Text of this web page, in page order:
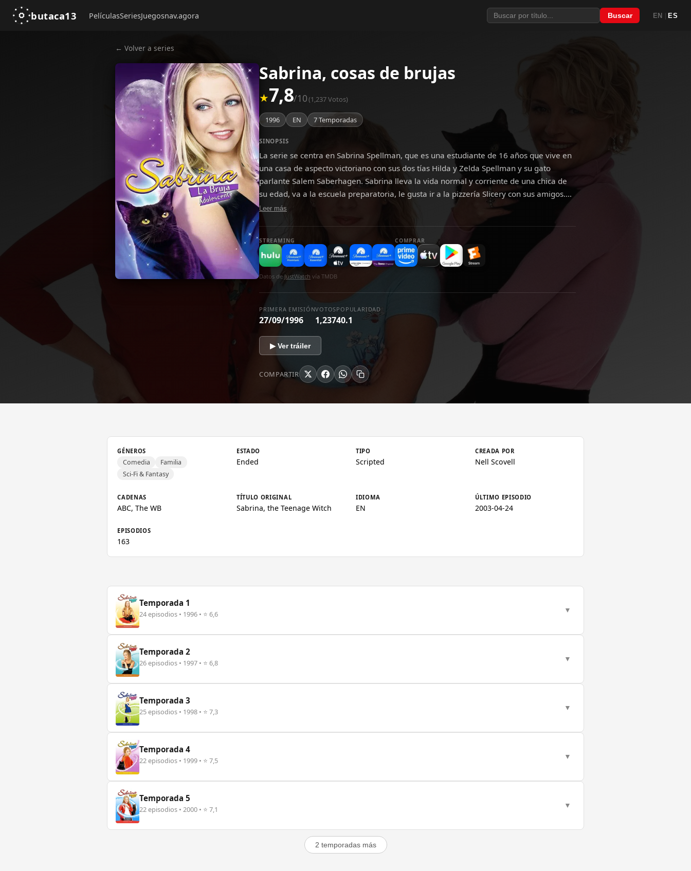
butaca13 PelículasSeriesJuegosnav.agora Buscar EN | ES
← Volver a series
Sabrina, cosas de brujas
★7,8/10(1,237 Votos)
1996 EN 7 Temporadas
SINOPSIS
La serie se centra en Sabrina Spellman, que es una estudiante de 16 años que vive en
una casa de aspecto victoriano con sus dos tías Hilda y Zelda Spellman y su gato
parlante Salem Saberhagen. Sabrina lleva la vida normal y corriente de una chica de
su edad, va a la escuela preparatoria, le gusta ir a la pizzería Slicery con sus amigos.
Pero todo cambia radicalmente cuando llega su 16º cumpleaños y sus tías le revelan el
gran secreto de la familia: son brujas, incluida ella aunque ella es mitad bruja y mitad
mortal. Desde ese momento Sabrina va descubriendo sus poderes, que su gato Salem
en realidad es un hombre que quería dominar el mundo, al cual su castigo fue quedar
convertido en gato, e incluso que ese normal armario donde guardaban las toallas es
en realidad un paso para ir a El Otro Reino ('la otra esfera' en España), una dimensión
en la que viven brujos y brujas y que les ofrece la posibilidad de poder ir a Marte o a la
Luna, entre otras muchas cosas, como viajes en el tiempo y espacio.
Leer más
STREAMING COMPRAR
Datos de JustWatch vía TMDB
PRIMERA EMISIÓN
27/09/1996
VOTOS
1,237
POPULARIDAD
40.1
▶ Ver tráiler
COMPARTIR
GÉNEROS
Comedia
Familia
Sci-Fi & Fantasy
ESTADO
Ended
TIPO
Scripted
CREADA POR
Nell Scovell
CADENAS
ABC, The WB
TÍTULO ORIGINAL
Sabrina, the Teenage Witch
IDIOMA
EN
ÚLTIMO EPISODIO
2003-04-24
EPISODIOS
163
Temporada 1
24 episodios • 1996 • ⭐ 6,6 ▼
Temporada 2
26 episodios • 1997 • ⭐ 6,8 ▼
Temporada 3
25 episodios • 1998 • ⭐ 7,3 ▼
Temporada 4
22 episodios • 1999 • ⭐ 7,5 ▼
Temporada 5
22 episodios • 2000 • ⭐ 7,1 ▼
2 temporadas más